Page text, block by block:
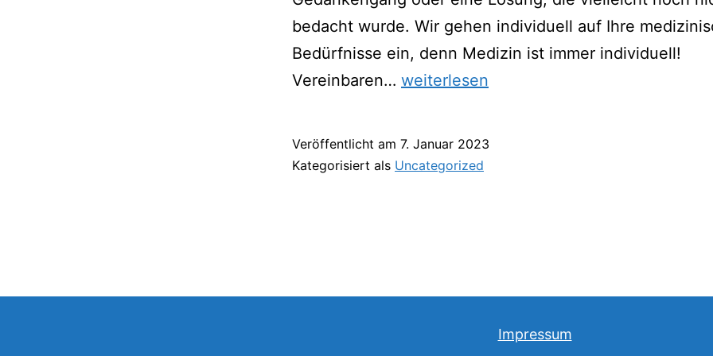
bedacht wurde. Wir gehen individuell auf Ihre
Bedürfnisse ein, denn Medizin ist immer individuell!
Vereinbaren… Willkommen
weiterlesen
Veröffentlicht am 7. Januar 2023
Kategorisiert als Uncategorized
Impressum